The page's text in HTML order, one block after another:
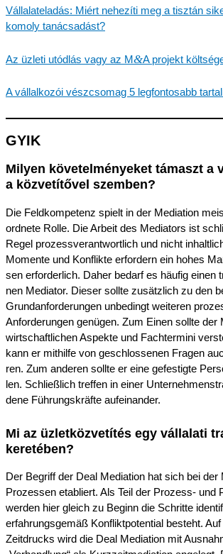
Vállal­ate­la­dás: Miért nehezí­ti meg a tisztán
komoly tanácsadást?
Az üzleti utódlás vagy az M&A projekt
A vállal­ko­zói vészc­so­mag 5 legfon­tosabb
GYIK
Milyen követel­mé­ny­e­ket támaszt a
a közve­tí­tő­vel szemben?
Die Feldkom­pe­tenz spielt in der Media­ti­on
ord­ne­te Rolle. Die Arbeit des Media­tors ist
Regel prozess­ver­ant­wort­lich und nicht
Momen­te und Konflik­te erfor­dern ein hohes
sen erfor­der­lich. Daher bedarf es häufig
nen Media­tor. Dieser sollte zusätz­lich zu den
Grund­an­for­de­run­gen unbedingt weite­ren
Anfor­de­run­gen genügen. Zum Einen sollte der
wirtschaft­li­chen Aspek­te und Fachter­mi­ni
kann er mithil­fe von geschlos­se­nen Fragen
ren. Zum anderen sollte er eine gefes­tig­te
len. Schließ­lich treffen in einer
de­ne Führungs­kräf­te aufeinander.
Mi az üzlet­köz­ve­tí­tés egy vállala­ti
keretében?
Der Begriff der Deal Media­ti­on hat sich bei der
Prozes­sen etabliert. Als Teil der Prozess- und
werden hier gleich zu Beginn die Schrit­te
erfah­rungs­ge­mäß Konflikt­po­ten­ti­al besteht.
Zeitdrucks wird die Deal Media­ti­on mit